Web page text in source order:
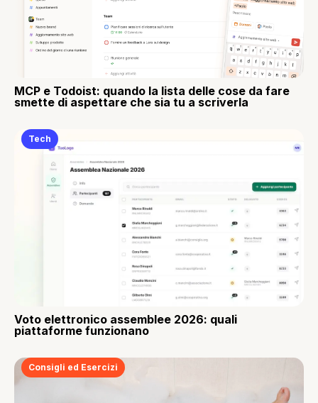
MCP e Todoist: quando la lista delle cose da fare
smette di aspettare che sia tu a scriverla
Tech
Voto elettronico assemblee 2026: quali
piattaforme funzionano
Consigli ed Esercizi